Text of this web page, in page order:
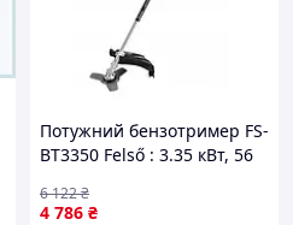
Потужний бензотример FS-
BT3350 Felső : 3.35 кВт, 56
255 мм
4 786 ₴
6 122₴